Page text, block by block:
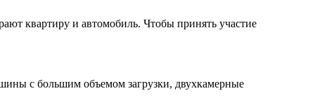
квартиру и автомобиль. Чтобы принять участие
с большим объемом загрузки, двухкамерные